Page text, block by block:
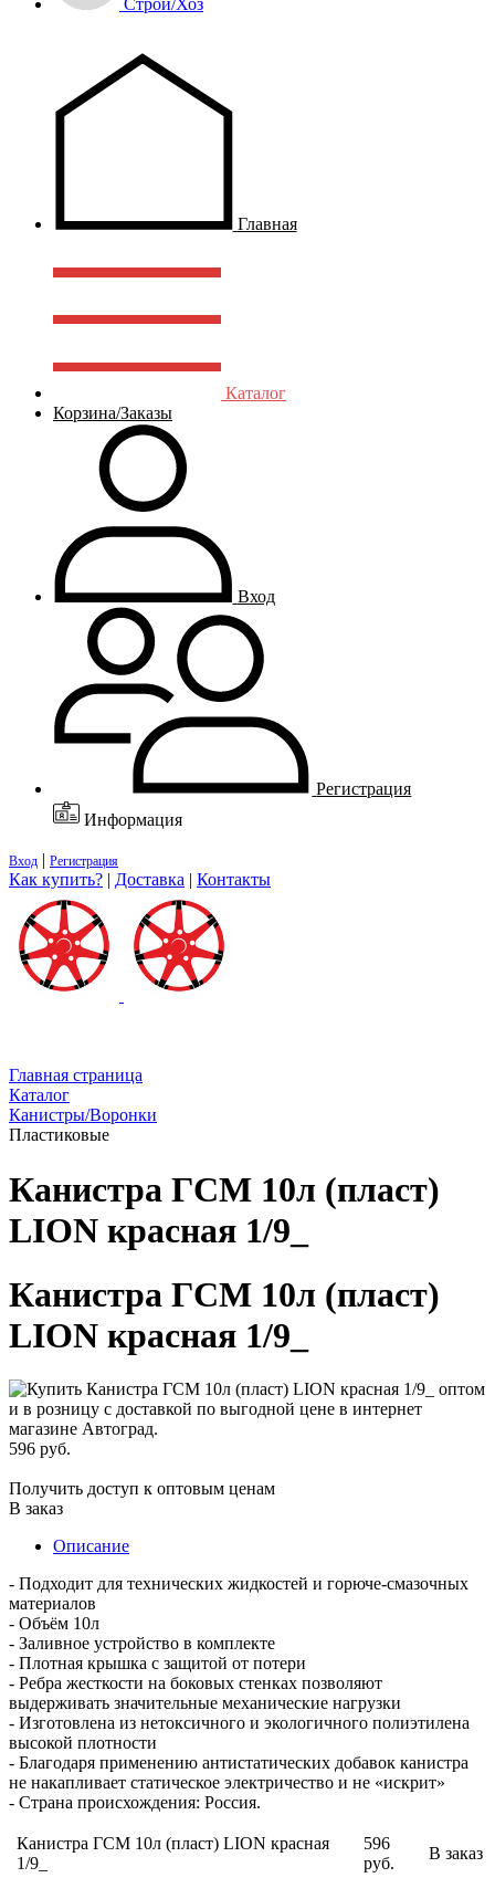
Строй/Хоз
Главная
Каталог
Корзина/Заказы
Вход
Регистрация
Информация
Вход | Регистрация
Как купить? | Доставка | Контакты
Главная страница
Каталог
Канистры/Воронки
Пластиковые
Канистра ГСМ 10л (пласт)
LION красная 1/9_
Канистра ГСМ 10л (пласт)
LION красная 1/9_
596 руб.
Получить доступ к оптовым ценам
В заказ
Описание
- Подходит для технических жидкостей и горюче-смазочных
материалов
- Объём 10л
- Заливное устройство в комплекте
- Плотная крышка с защитой от потери
- Ребра жесткости на боковых стенках позволяют
выдерживать значительные механические нагрузки
- Изготовлена из нетоксичного и экологичного полиэтилена
высокой плотности
- Благодаря применению антистатических добавок канистра
не накапливает статическое электричество и не «искрит»
- Страна происхождения: Россия.
Канистра ГСМ 10л (пласт) LION красная
1/9_
596
руб.
В заказ